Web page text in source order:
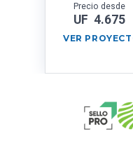
Precio desde
UF 4.675
VER